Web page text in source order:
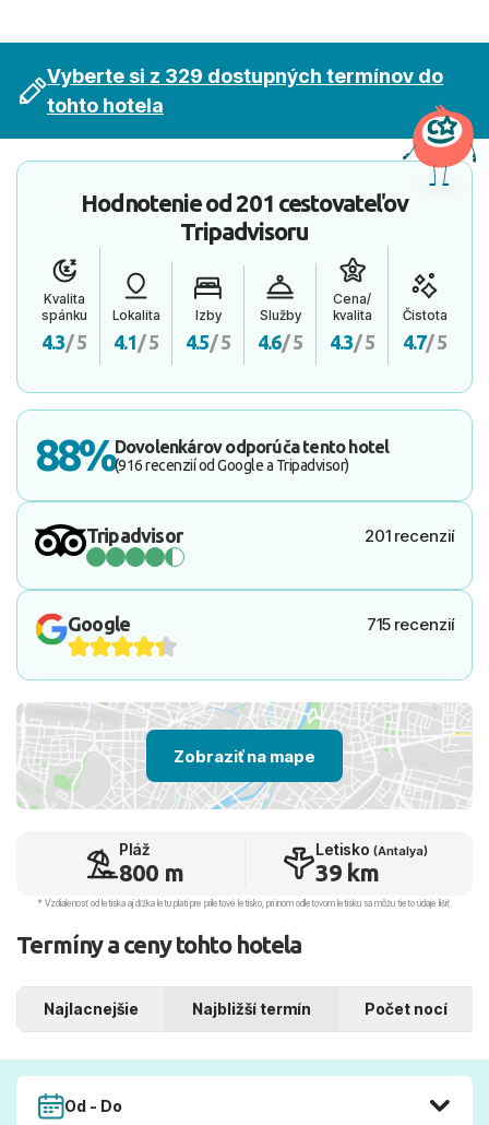
Vyberte si z 329 dostupných termínov do
tohto hotela
Hodnotenie od201 cestovateľov
Tripadvisoru
Kvalita
spánku
4.3/ 5
Lokalita
4.1/ 5
Izby
4.5/ 5
Služby
4.6/ 5
Cena/
kvalita
4.3/ 5
Čistota
4.7/ 5
88%Dovolenkárov odporúča tento hotel
(916 recenzií od Google a Tripadvisor)
Tripadvisor 201 recenzií
Google 715 recenzií
Zobraziť na mape
Pláž
800 m
Letisko (Antalya)
39 km
* Vzdialenosť od letiska aj dľžka letu platí pre príletové letisko, pri inom odletovom letisku sa môžu tieto údaje líšiť.
Termíny a ceny tohto hotela
Najlacnejšie Najbližší termín Počet nocí
Od - Do